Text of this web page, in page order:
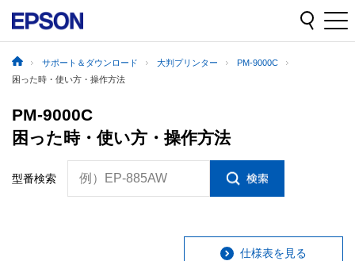
サポート＆ダウンロード 大判プリンター
PM-9000C
困った時・使い方・操作方法
PM-9000C
困った時・使い方・操作方法
型番検索 例）EP-885AW
仕様表を見る